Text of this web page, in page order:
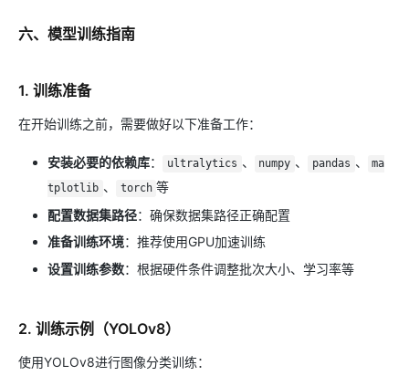
六、模型训练指南
1. 训练准备
在开始训练之前，需要做好以下准备工作：
安装必要的依赖库： ultralytics 、 numpy 、 pandas 、
ma
tplotlib 、 torch 等
配置数据集路径：确保数据集路径正确配置
准备训练环境：推荐使用GPU加速训练
设置训练参数：根据硬件条件调整批次大小、学习率等
2. 训练示例（YOLOv8）
使用YOLOv8进行图像分类训练：